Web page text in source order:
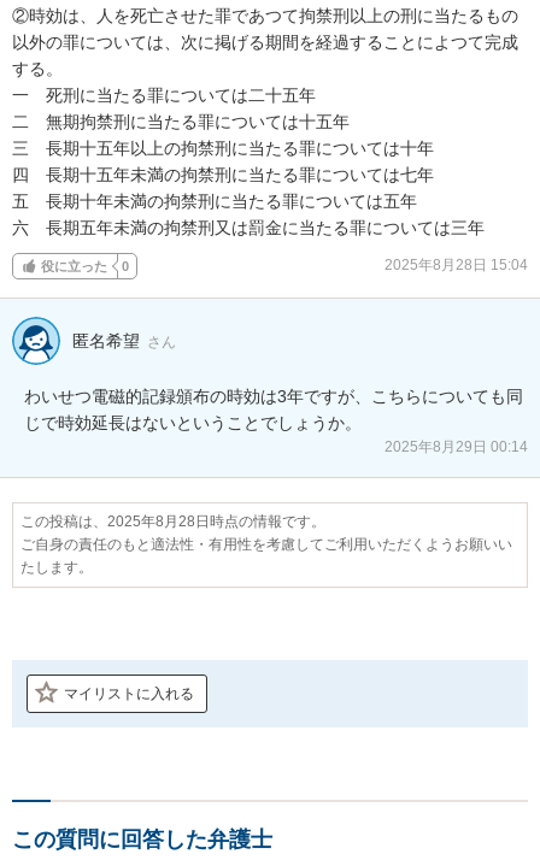
②時効は、人を死亡させた罪であつて拘禁刑以上の刑に当たるもの
以外の罪については、次に掲げる期間を経過することによつて完成
する。
一　死刑に当たる罪については二十五年
二　無期拘禁刑に当たる罪については十五年
三　長期十五年以上の拘禁刑に当たる罪については十年
四　長期十五年未満の拘禁刑に当たる罪については七年
五　長期十年未満の拘禁刑に当たる罪については五年
六　長期五年未満の拘禁刑又は罰金に当たる罪については三年
役に立った 0 2025年8月28日 15:04
匿名希望 さん
わいせつ電磁的記録頒布の時効は3年ですが、こちらについても同
じで時効延長はないということでしょうか。
2025年8月29日 00:14
この投稿は、2025年8月28日時点の情報です。
ご自身の責任のもと適法性・有用性を考慮してご利用いただくようお願いい
たします。
マイリストに入れる
この質問に回答した弁護士